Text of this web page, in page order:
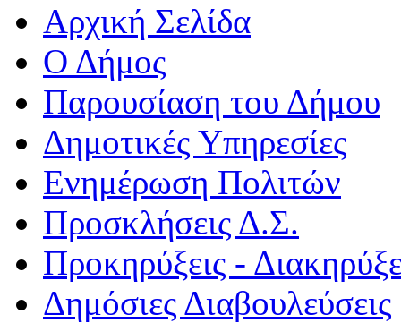
Αρχική Σελίδα
Ο Δήμος
Παρουσίαση του Δήμου
Δημοτικές Υπηρεσίες
Ενημέρωση Πολιτών
Προσκλήσεις Δ.Σ.
Προκηρύξεις -
Δημόσιες Διαβουλεύσεις